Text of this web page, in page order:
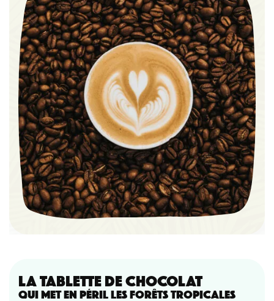
LA TABLETTE DE CHOCOLAT
QUI MET EN PÉRIL LES FORÊTS TROPICALES